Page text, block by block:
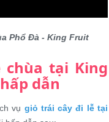
Phổ Đà - King Fruit
tại King
dẫn
vụ giỏ trái cây đi lễ tại